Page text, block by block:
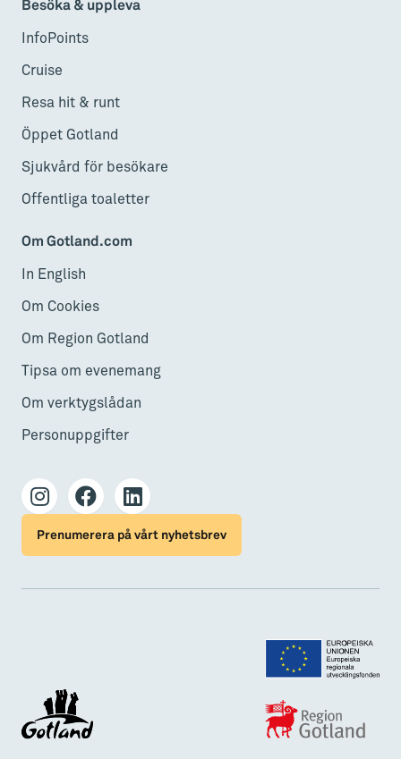
Besöka & uppleva
InfoPoints
Cruise
Resa hit & runt
Öppet Gotland
Sjukvård för besökare
Offentliga toaletter
Om Gotland.com
In English
Om Cookies
Om Region Gotland
Tipsa om evenemang
Om verktygslådan
Personuppgifter
Prenumerera på vårt nyhetsbrev